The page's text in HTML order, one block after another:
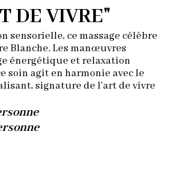
DE VIVRE"
sensorielle, ce massage célèbre
Blanche. Les manœuvres
énergétique et relaxation
soin agit en harmonie avec le
signature de l’art de vivre